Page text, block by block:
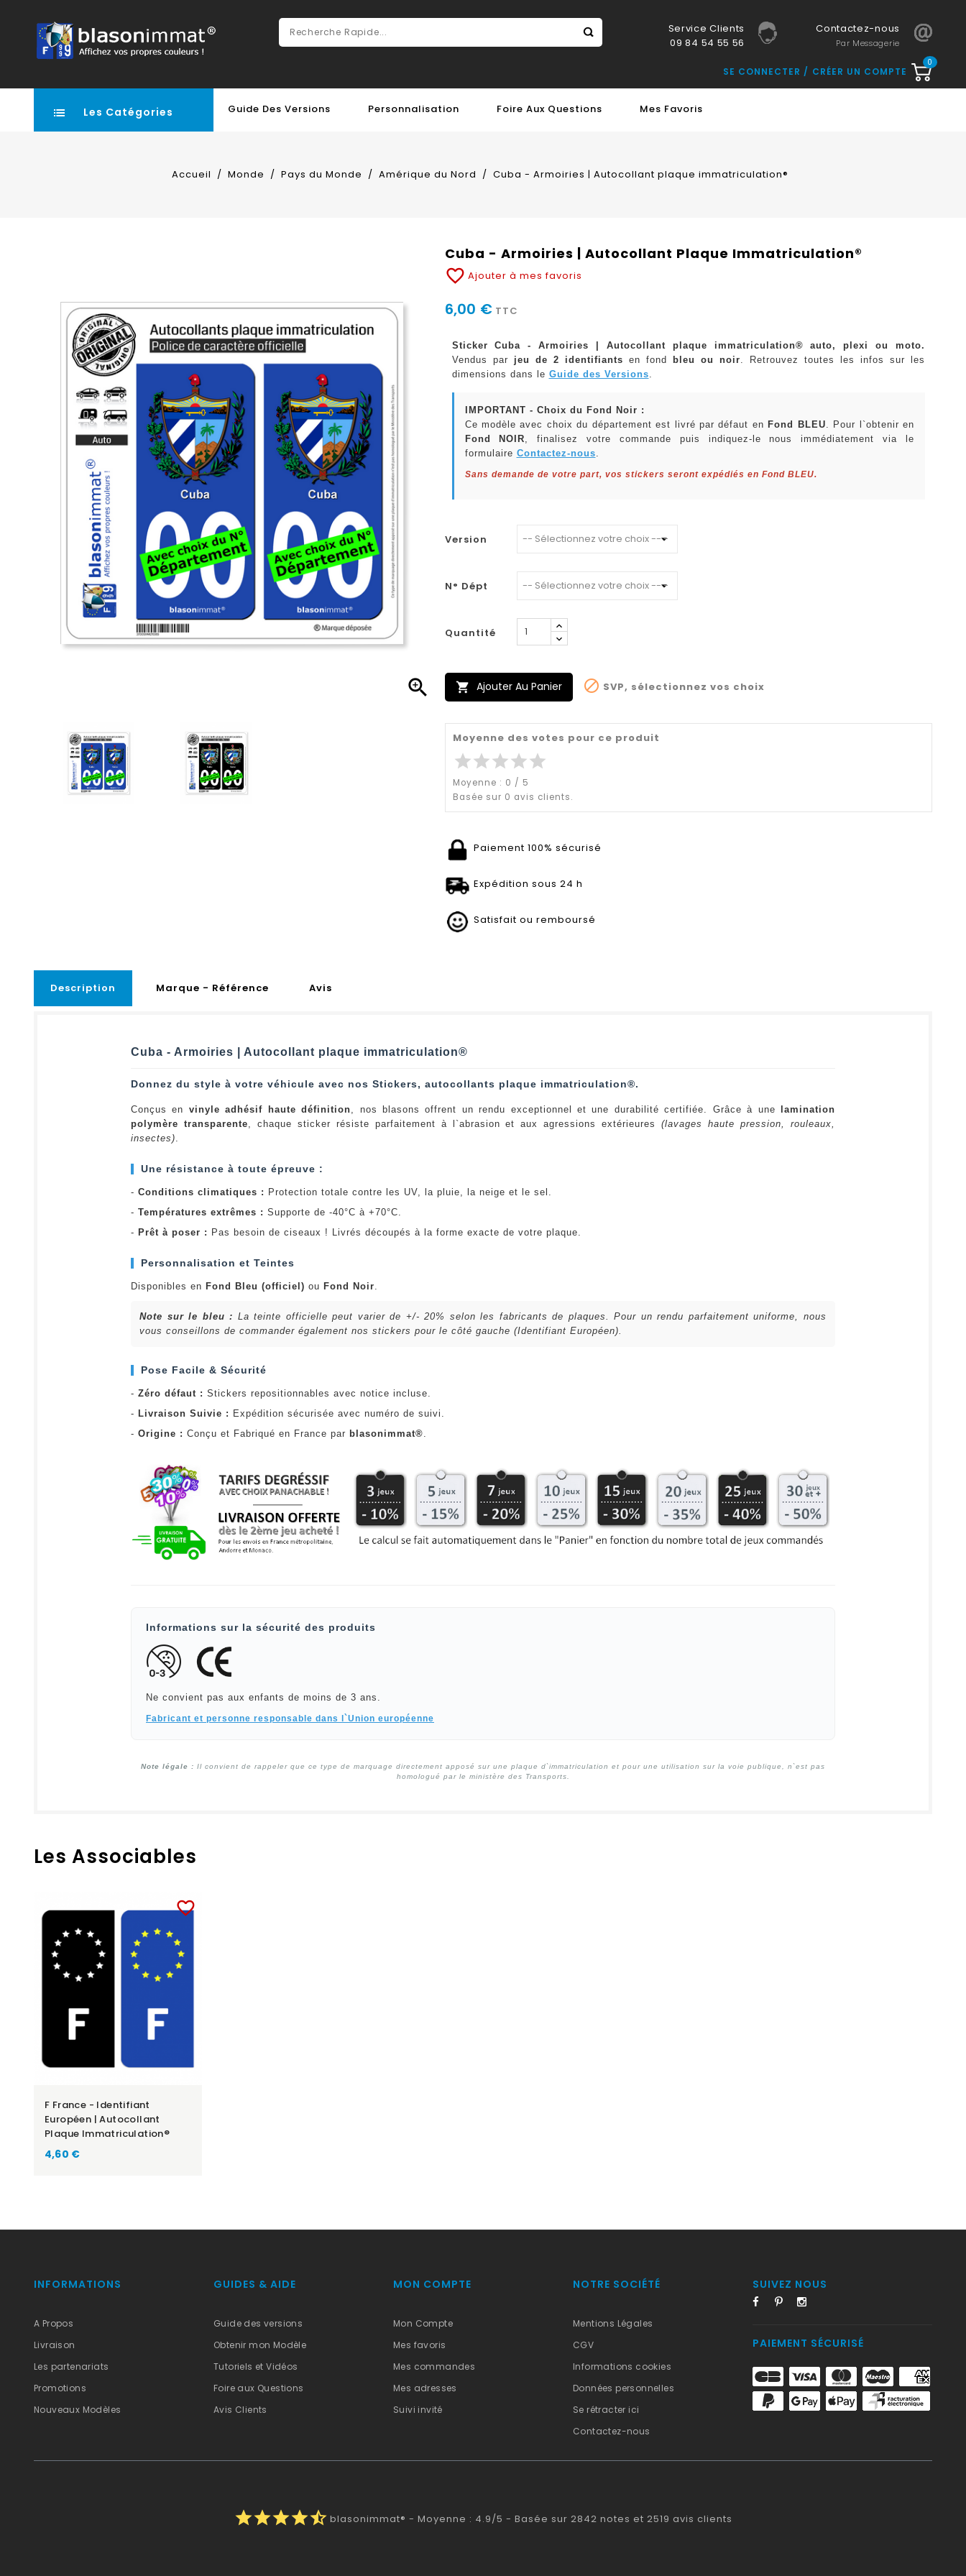
Service Clients
09 84 54 55 56
Contactez-nous
Par Messagerie
0
SE CONNECTER CRÉER UN COMPTE
Les Catégories Guide Des Versions Personnalisation Foire Aux Questions Mes Favoris
Accueil Monde Pays du Monde Amérique du Nord Cuba - Armoiries | Autocollant plaque immatriculation®

Cuba - Armoiries | Autocollant Plaque Immatriculation®
favorite_border Ajouter à mes favoris
6,00 € TTC
Sticker Cuba - Armoiries | Autocollant plaque immatriculation® auto, plexi ou moto.
Vendus par jeu de 2 identifiants en fond bleu ou noir . Retrouvez toutes les infos sur les
dimensions dans le Guide des Versions
IMPORTANT - Choix du Fond Noir :
Ce modèle avec choix du département est livré par défaut en Fond BLEU . Pour l`obtenir en
Fond NOIR , finalisez votre commande puis indiquez-le nous immédiatement via le
formulaire Contactez-nous
Sans demande de votre part, vos stickers seront expédiés en Fond BLEU.
Version
N° Dépt
Quantité
 Ajouter Au Panier  SVP, sélectionnez vos choix
Moyenne des votes pour ce produit
starstarstarstarstar
Moyenne : 0 / 5
Basée sur 0 avis clients.
Paiement 100% sécurisé
Expédition sous 24 h
Satisfait ou remboursé
Description Marque - Référence Avis
Cuba - Armoiries | Autocollant plaque immatriculation®
Donnez du style à votre véhicule avec nos Stickers, autocollants plaque immatriculation®.
Conçus en vinyle adhésif haute définition , nos blasons offrent un rendu exceptionnel et une durabilité certifiée. Grâce à une
lamination
polymère transparente , chaque sticker résiste parfaitement à l`abrasion et aux agressions extérieures(lavages haute pression, rouleaux,
insectes)
Une résistance à toute épreuve :
- Conditions climatiques : Protection totale contre les UV, la pluie, la neige et le sel.
- Températures extrêmes : Supporte de -40°C à +70°C.
- Prêt à poser : Pas besoin de ciseaux ! Livrés découpés à la forme exacte de votre plaque.
Personnalisation et Teintes
Disponibles en Fond Bleu (officiel) ou Fond Noir
Note sur le bleu : La teinte officielle peut varier de +/- 20% selon les fabricants de plaques. Pour un rendu parfaitement uniforme, nous
vous conseillons de commander également nos stickers pour le côté gauche (Identifiant Européen).
Pose Facile & Sécurité
- Zéro défaut : Stickers repositionnables avec notice incluse.
- Livraison Suivie : Expédition sécurisée avec numéro de suivi.
- Origine : Conçu et Fabriqué en France par blasonimmat®
Informations sur la sécurité des produits
Ne convient pas aux enfants de moins de 3 ans.
Fabricant et personne responsable dans l`Union européenne
Note légale : Il convient de rappeler que ce type de marquage directement apposé sur une plaque d`immatriculation et pour une utilisation sur la voie publique, n`est pas
homologué par le ministère des Transports.
Les Associables
favorite_border
F France - Identifiant
Européen | Autocollant
Plaque Immatriculation®
Prix
4,60 €
INFORMATIONS
A Propos
Livraison
Les partenariats
Promotions
Nouveaux Modèles
GUIDES & AIDE
Guide des versions
Obtenir mon Modèle
Tutoriels et Vidéos
Foire aux Questions
Avis Clients
MON COMPTE
Mon Compte
Mes favoris
Mes commandes
Mes adresses
Suivi invité
NOTRE SOCIÉTÉ
Mentions Légales
CGV
Informations cookies
Données personnelles
Se rétracter ici
Contactez-nous
SUIVEZ NOUS
PAIEMENT SÉCURISÉ
starstarstarstarstar_half blasonimmat® - Moyenne : 4.9/5 - Basée sur 2842 notes et 2519 avis clients